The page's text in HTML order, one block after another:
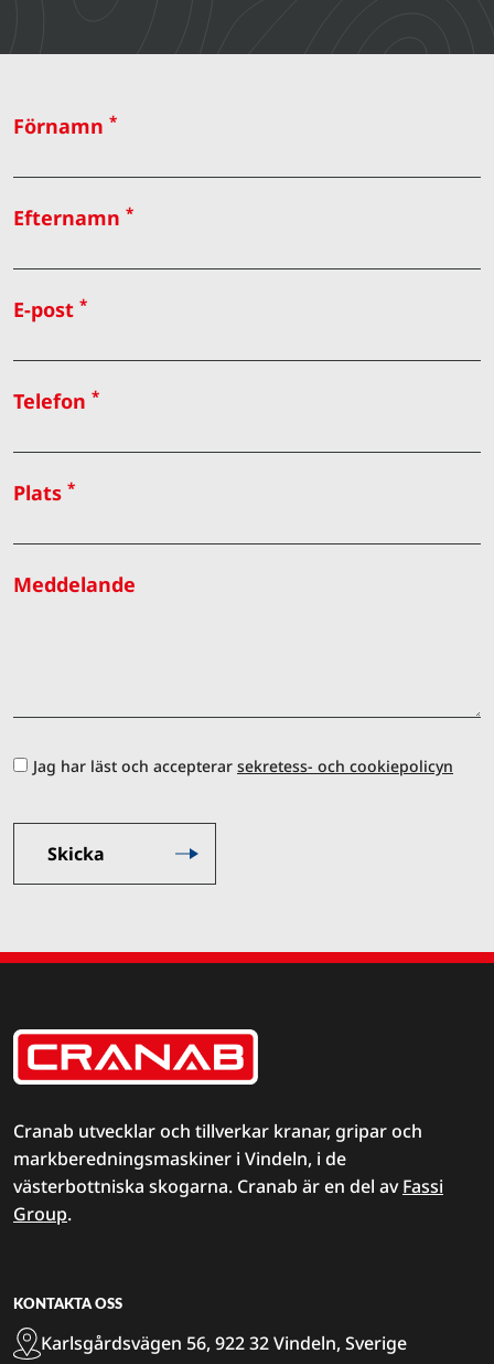
Förnamn *
Efternamn *
E-post *
Telefon *
Plats *
Meddelande
Jag har läst och accepterar sekretess- och cookiepolicyn
Cranab utvecklar och tillverkar kranar, gripar och
markberedningsmaskiner i Vindeln, i de
västerbottniska skogarna. Cranab är en del avFassi
Group.
KONTAKTA OSS
Karlsgårdsvägen 56, 922 32 Vindeln, Sverige